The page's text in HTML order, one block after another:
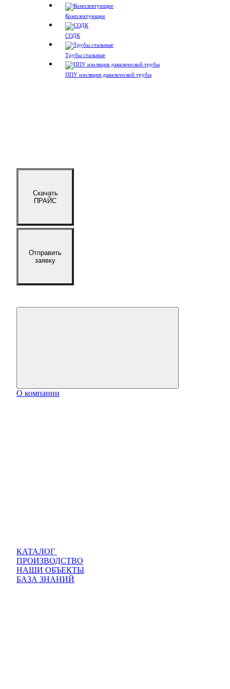
Комплектующие
СОДК
Трубы стальные
ППУ изоляция давальческой трубы
Скачать
ПРАЙС
Отправить
заявку
О компании
КАТАЛОГ
ПРОИЗВОДСТВО
НАШИ ОБЪЕКТЫ
БАЗА ЗНАНИЙ